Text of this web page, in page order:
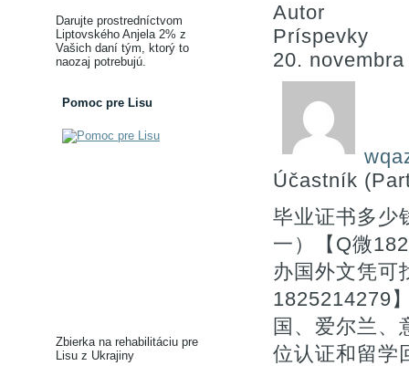
Darujte prostredníctvom
Liptovského Anjela 2% z
Vašich daní tým, ktorý to
naozaj potrebujú.
Pomoc pre Lisu
Zbierka na rehabilitáciu pre
Lisu z Ukrajiny
Autor
Príspevky
20.
Účastník
毕业证书多少
一）【Q微
办国外文凭
1825214279
国、爱尔兰、
位认证和留学